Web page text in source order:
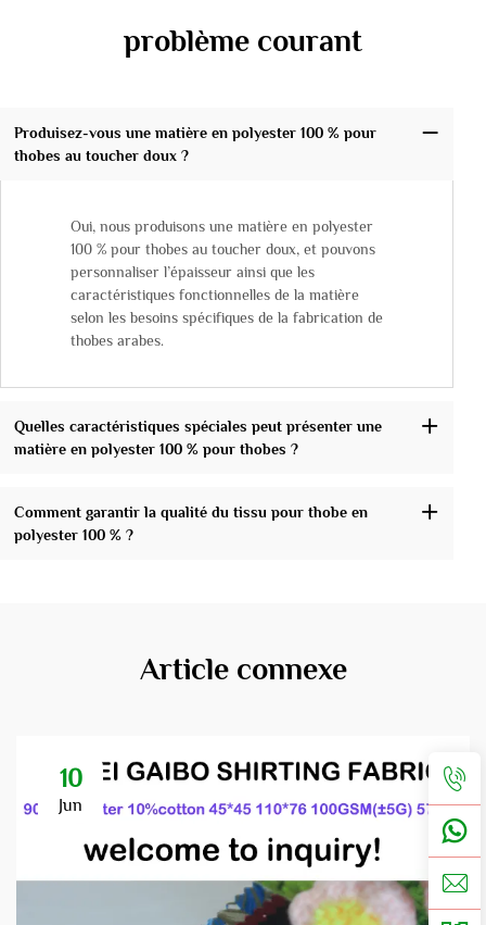
problème courant
Produisez-vous une matière en polyester 100 % pour
thobes au toucher doux ?
Oui, nous produisons une matière en polyester
100 % pour thobes au toucher doux, et pouvons
personnaliser l’épaisseur ainsi que les
caractéristiques fonctionnelles de la matière
selon les besoins spécifiques de la fabrication de
thobes arabes.
Quelles caractéristiques spéciales peut présenter une
matière en polyester 100 % pour thobes ?
Comment garantir la qualité du tissu pour thobe en
polyester 100 % ?
Article connexe
10
Jun